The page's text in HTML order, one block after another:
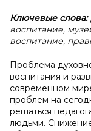
Ключевые слова:
воспитание,
воспитание,
Проблема
воспитания и
современном
проблем на
решаться
людьми.